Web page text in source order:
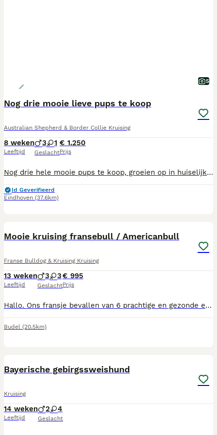
5
Nog drie mooie lieve pups te koop
Australian Shepherd & Border Collie Kruising
8 weken
Leeftijd
3 1
Geslacht
€ 1.250
Prijs
Nog drie hele mooie pups te koop, groeien op in huiselijke kring, vader en moeder beide aanwezig. Groeien ook op met andere honden en katten, mogen in aug het nest verlaten, bent u dan nog op vakantie dan mogen ze best wat langer blijven, wilt u een pup reserveren vragen we wel een aanbetaling. Pups zijn bij vertrek gevaccineerd ontwormd en hebben een paspoort en gechipt. Zoekt u nog een lieve betrouwbare hond kom dan zeker eens kijken, vader en moeder zijn beide heel lief en aanhankelijk
Id Geverifieerd
Eindhoven (37.6km)
Mooie kruising fransebull / Americanbull
Franse Bulldog & Kruising Kruising
13 weken
Leeftijd
3 3
Geslacht
€ 995
Prijs
Hallo. Ons fransje bevallen van 6 prachtige en gezonde en hele mooie pups . Ze zijn geboren op 06-05-26. Ze zijn nu dus 6 weken oud 3x reutjes 3x teefjes Ze mogen het nest verlaten 1ste week van juli. De pups zijn met 2/4/6 weken netjes ontwormt en met 8 weken nog een keer. Ze krijgen deze week hun vaccinatie,s en chip Europees paspoort (NL) Vaderhond is een rode Amerikaanse bull Moederhond is een franse bull Bijde honden zijn aanwezig bij de pups Wij wonen in budel ( noord- brabant ) Voor intresse graag een berichtje Groetjes tim verhees
Budel (20.5km)
Bayerische gebirgssweishund
Kruising
14 weken
Leeftijd
2 4
Geslacht